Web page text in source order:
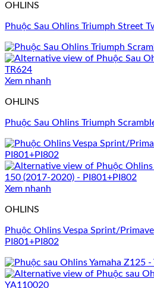
OHLINS
Phuộc Sau Ohlins Triumph Street
Xem nhanh
OHLINS
Phuộc Sau Ohlins Triumph
Xem nhanh
OHLINS
Phuộc Ohlins Vespa Sprint/
PI801+PI802